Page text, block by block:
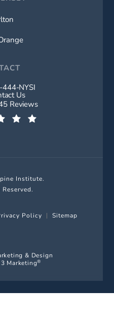
Call New York Spine Institute on
NYSI
Us
Institute reviews:
Reviews
Institute.
Policy Sitemap
& Design
Marketing®